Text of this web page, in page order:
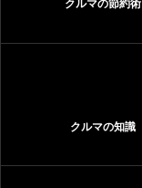
クルマの節約術
クルマの知識